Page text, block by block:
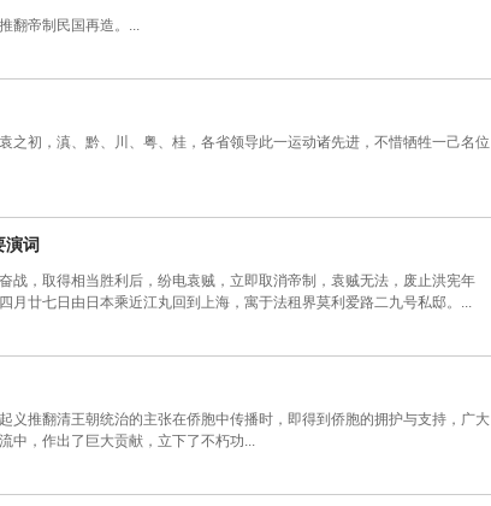
翻帝制民国再造。...
之初，滇、黔、川、粤、桂，各省领导此一运动诸先进，不惜牺牲一己名位
演词
战，取得相当胜利后，纷电袁贼，立即取消帝制，袁贼无法，废止洪宪年
月廿七日由日本乘近江丸回到上海，寓于法租界莫利爱路二九号私邸。...
义推翻清王朝统治的主张在侨胞中传播时，即得到侨胞的拥护与支持，广大
中，作出了巨大贡献，立下了不朽功...